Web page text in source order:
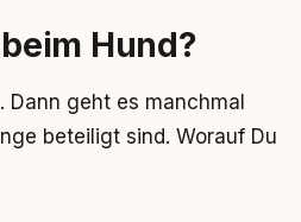
Hund?
geht es manchmal
beteiligt sind. Worauf Du